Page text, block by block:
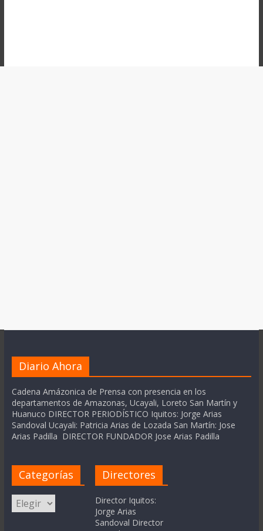
Diario Ahora
Cadena Amázonica de Prensa con presencia en los
departamentos de Amazonas, Ucayali, Loreto San Martín y
Huanuco DIRECTOR PERIODÍSTICO Iquitos: Jorge Arias
Sandoval Ucayali: Patricia Arias de Lozada San Martín: Jose
Arias Padilla DIRECTOR FUNDADOR Jose Arias Padilla
Categorías
Categorías
Directores
Director Iquitos:
Jorge Arias
Sandoval Director